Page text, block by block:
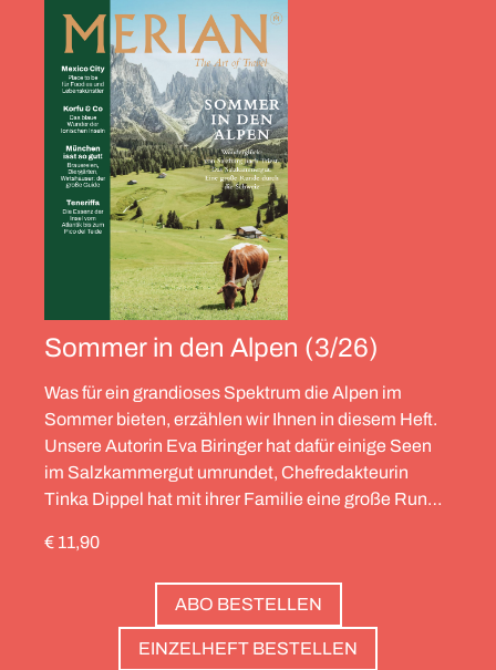
Sommer in den Alpen (3/26)
Was für ein grandioses Spektrum die Alpen im
Sommer bieten, erzählen wir Ihnen in diesem Heft.
Unsere Autorin Eva Biringer hat dafür einige Seen
im Salzkammergut umrundet, Chefredakteurin
Tinka Dippel hat mit ihrer Familie eine große Runde
Helfrich ist über viele Gipfel gegangen – von
Salzburg bis nach Triest. Und die Redaktion hat
zwölf Hotels gesammelt, die zweierlei gemeinsam
haben: Sie sind die perfekte Basis, um Gipfel zu
stürmen. Und sie haben wunderschöne Pools, um
€ 11,90
ABO BESTELLEN
EINZELHEFT BESTELLEN